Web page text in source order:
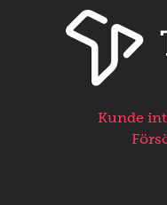
Kunde